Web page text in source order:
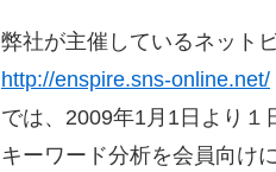
弊社が主催しているネット
http://enspire.sns-online.net/
では、2009年1月1日より１
キーワード分析を会員向け